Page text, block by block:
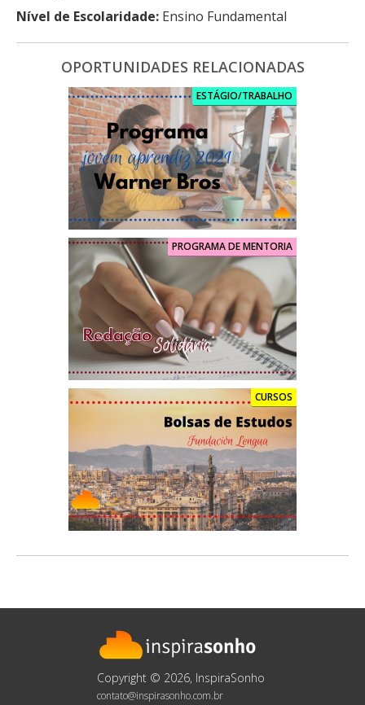
Nível de Escolaridade: Ensino Fundamental
OPORTUNIDADES RELACIONADAS
ESTÁGIO/TRABALHO
PROGRAMA DE MENTORIA
CURSOS
Copyright © 2026, InspiraSonho
contato@inspirasonho.com.br